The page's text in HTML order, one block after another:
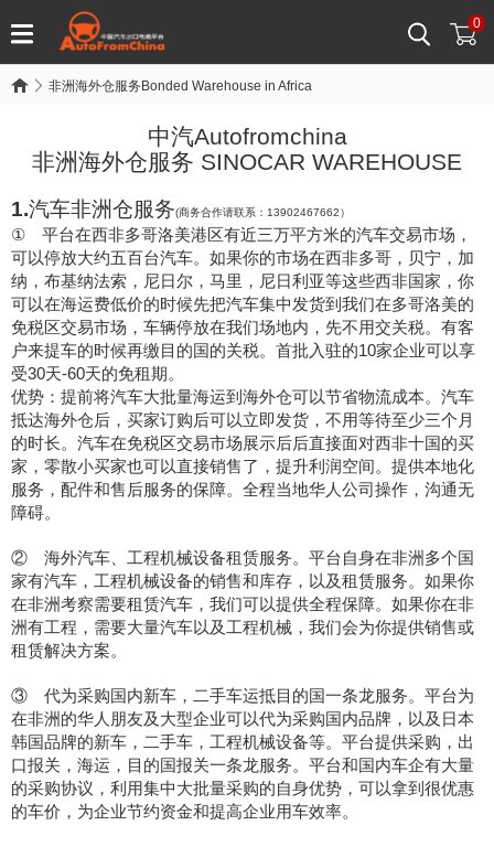
0
非洲海外仓服务Bonded Warehouse in Africa
中汽Autofromchina
非洲海外仓服务 SINOCAR WAREHOUSE
1.汽车非洲仓服务(商务合作请联系：13902467662）
① 平台在西非多哥洛美港区有近三万平方米的汽车交易市场，
可以停放大约五百台汽车。如果你的市场在西非多哥，贝宁，加
纳，布基纳法索，尼日尔，马里，尼日利亚等这些西非国家，你
可以在海运费低价的时候先把汽车集中发货到我们在多哥洛美的
免税区交易市场，车辆停放在我们场地内，先不用交关税。有客
户来提车的时候再缴目的国的关税。首批入驻的10家企业可以享
受30天-60天的免租期。
优势：提前将汽车大批量海运到海外仓可以节省物流成本。汽车
抵达海外仓后，买家订购后可以立即发货，不用等待至少三个月
的时长。汽车在免税区交易市场展示后后直接面对西非十国的买
家，零散小买家也可以直接销售了，提升利润空间。提供本地化
服务，配件和售后服务的保障。全程当地华人公司操作，沟通无
障碍。
② 海外汽车、工程机械设备租赁服务。平台自身在非洲多个国
家有汽车，工程机械设备的销售和库存，以及租赁服务。如果你
在非洲考察需要租赁汽车，我们可以提供全程保障。如果你在非
洲有工程，需要大量汽车以及工程机械，我们会为你提供销售或
租赁解决方案。
③ 代为采购国内新车，二手车运抵目的国一条龙服务。平台为
在非洲的华人朋友及大型企业可以代为采购国内品牌，以及日本
韩国品牌的新车，二手车，工程机械设备等。平台提供采购，出
口报关，海运，目的国报关一条龙服务。平台和国内车企有大量
的采购协议，利用集中大批量采购的自身优势，可以拿到很优惠
的车价，为企业节约资金和提高企业用车效率。